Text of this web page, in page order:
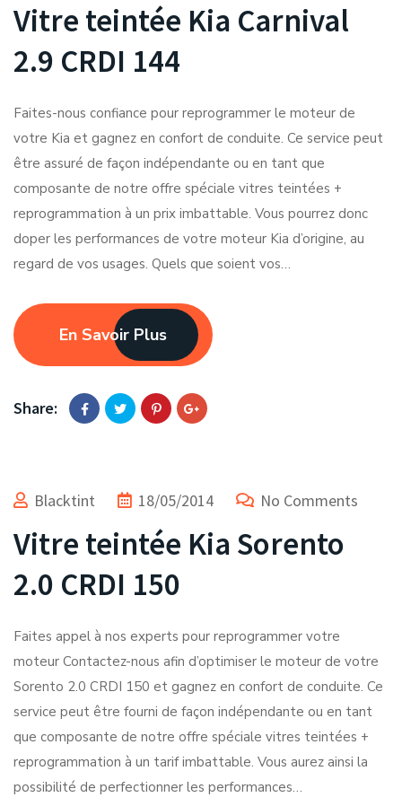
Vitre teintée Kia Carnival
2.9 CRDI 144
Faites-nous confiance pour reprogrammer le moteur de
votre Kia et gagnez en confort de conduite. Ce service peut
être assuré de façon indépendante ou en tant que
composante de notre offre spéciale vitres teintées +
reprogrammation à un prix imbattable. Vous pourrez donc
doper les performances de votre moteur Kia d’origine, au
regard de vos usages. Quels que soient vos…
En Savoir Plus
Share:
Blacktint 18/05/2014 No Comments
Vitre teintée Kia Sorento
2.0 CRDI 150
Faites appel à nos experts pour reprogrammer votre
moteur Contactez-nous afin d’optimiser le moteur de votre
Sorento 2.0 CRDI 150 et gagnez en confort de conduite. Ce
service peut être fourni de façon indépendante ou en tant
que composante de notre offre spéciale vitres teintées +
reprogrammation à un tarif imbattable. Vous aurez ainsi la
possibilité de perfectionner les performances…